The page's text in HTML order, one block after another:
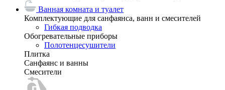
Ванная комната и туалет
Комплектующие для санфаянса, ванн и смесителей
Гибкая подводка
Обогревательные приборы
Полотенцесушители
Плитка
Санфаянс и ванны
Смесители